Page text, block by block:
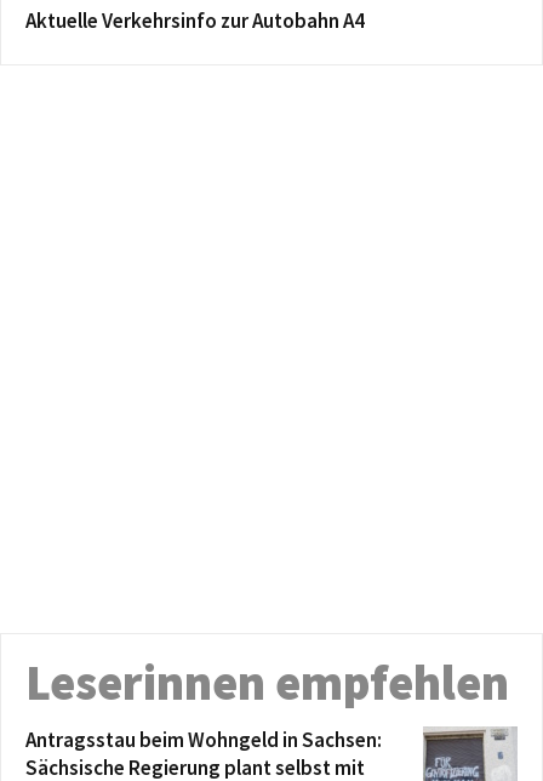
Aktuelle Verkehrsinfo zur Autobahn A4
Leserinnen empfehlen
Antragsstau beim Wohngeld in Sachsen:
Sächsische Regierung plant selbst mit